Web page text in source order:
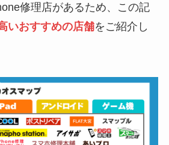
修理店があるため、この記
いおすすめの店舗をご紹介し